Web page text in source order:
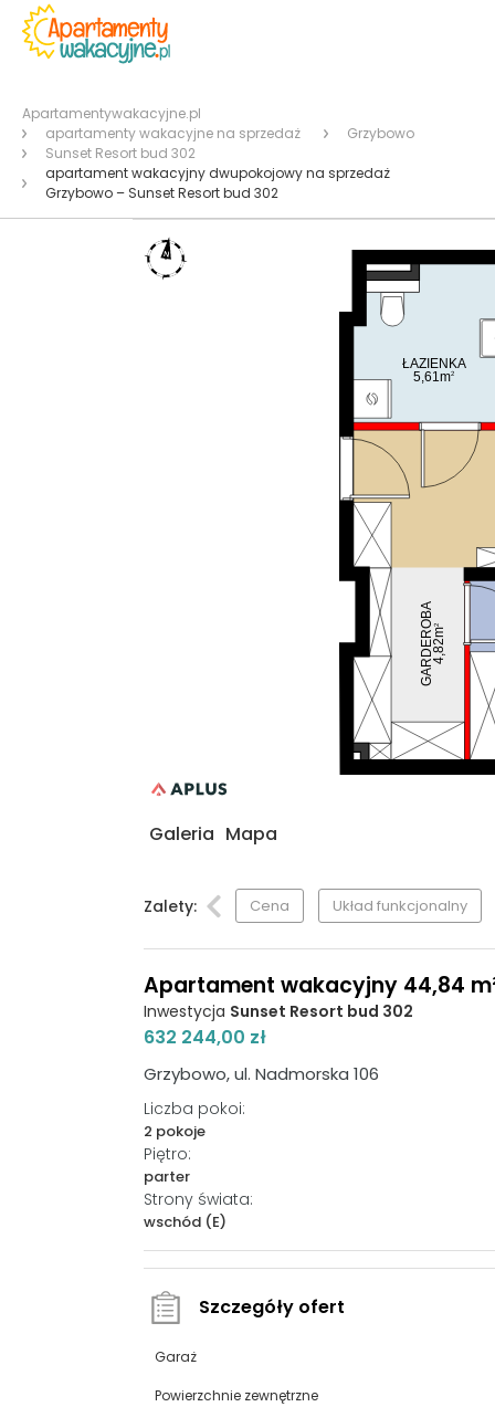
Apartamentywakacyjne.pl
apartamenty wakacyjne na sprzedaż
Grzybowo
Sunset Resort bud 302
apartament wakacyjny dwupokojowy na sprzedaż
Grzybowo – Sunset Resort bud 302
ŁAZIENKA
5,61m2
GARDEROBA4,82m
2
Galeria Mapa
Zalety: Cena Układ funkcjonalny
Apartament wakacyjny 44,84
Inwestycja Sunset Resort bud 302
632 244,00 zł
Grzybowo, ul. Nadmorska 106
Liczba pokoi:
2 pokoje
Piętro:
parter
Strony świata:
wschód (E)
Szczegóły ofert
Garaż
Powierzchnie zewnętrzne